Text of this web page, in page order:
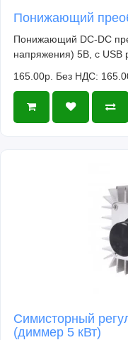
Понижающий
Понижающий DC-DC
напряжения) 5В, с USB
165.00р. Без НДС:
Симисторный
(диммер 5 кВт)